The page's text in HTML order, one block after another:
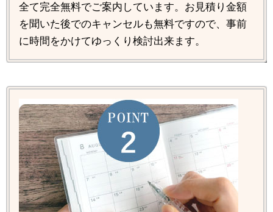
全て完全無料でご案内しています。お見積り金額
を聞いた後でのキャンセルも無料ですので、事前
に時間をかけてゆっくり検討出来ます。